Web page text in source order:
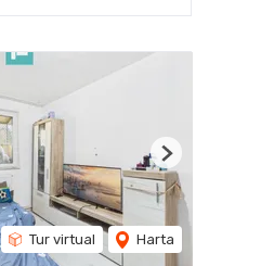
Tur virtual Harta
Next